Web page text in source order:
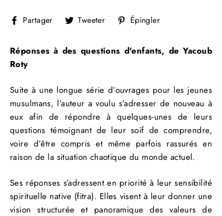
Partager PartagerTweeter Tweeter
sur
Épingler
Réponses à des questions d'enfants, de Yacoub
Roty
Suite à une longue série d’ouvrages pour les jeunes
musulmans, l’auteur a voulu s’adresser de nouveau à
eux afin de répondre à quelques-unes de leurs
questions témoignant de leur soif de comprendre,
voire d’être compris et même parfois rassurés en
raison de la situation chaotique du monde actuel.
Ses réponses s’adressent en priorité à leur sensibilité
spirituelle native (fitra). Elles visent à leur donner une
vision structurée et panoramique des valeurs de